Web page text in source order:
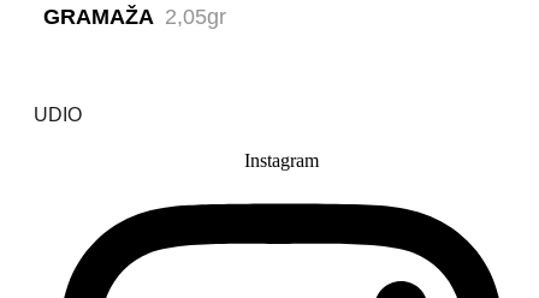
GRAMAŽA 2,05gr
UDIO
Instagram